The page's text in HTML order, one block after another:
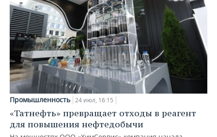
Промышленность 24 июл, 16:15
«Татнефть» превращает отходы в реагент
для повышения нефтедобычи